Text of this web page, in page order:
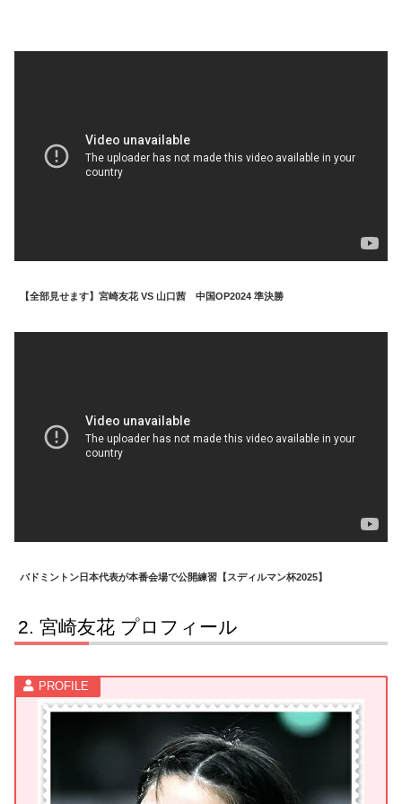
【全部見せます】宮崎友花 VS 山口茜 中国OP2024 準決勝
バドミントン日本代表が本番会場で公開練習【スディルマン杯2025】
宮崎友花 プロフィール